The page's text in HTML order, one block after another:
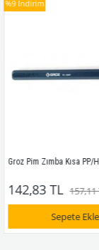
Pim Zımba Kısa PP/HD/5-32
TL
157,11 TL
Sepete Ekle